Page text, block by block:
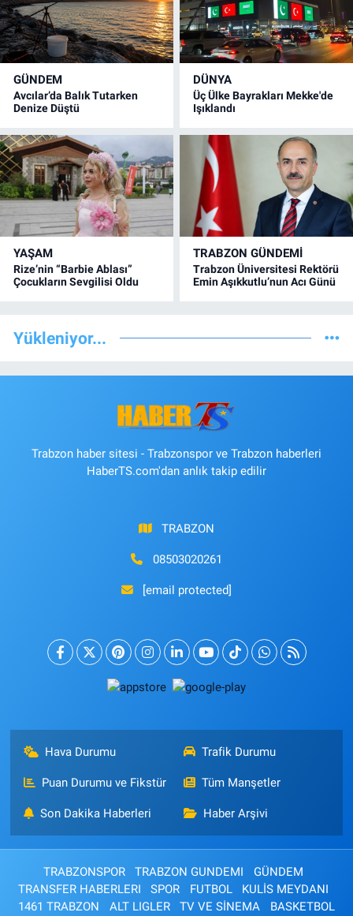
GÜNDEM
Avcılar’da Balık Tutarken
Denize Düştü
DÜNYA
Üç Ülke Bayrakları Mekke'de
Işıklandı
YAŞAM
Rize’nin “Barbie Ablası”
Çocukların Sevgilisi Oldu
TRABZON GÜNDEMİ
Trabzon Üniversitesi Rektörü
Emin Aşıkkutlu’nun Acı Günü
Yükleniyor...
Trabzon haber sitesi - Trabzonspor ve Trabzon haberleri
HaberTS.com'dan anlık takip edilir
TRABZON
08503020261
[email protected]
Hava Durumu Trafik Durumu
Puan Durumu ve Fikstür Tüm Manşetler
Son Dakika Haberleri Haber Arşivi
TRABZONSPOR TRABZON GUNDEMI
GÜNDEM
TRANSFER HABERLERI
SPOR FUTBOL
KULİS MEYDANI
1461 TRABZON
ALT LIGLER TV VE SİNEMA BASKETBOL